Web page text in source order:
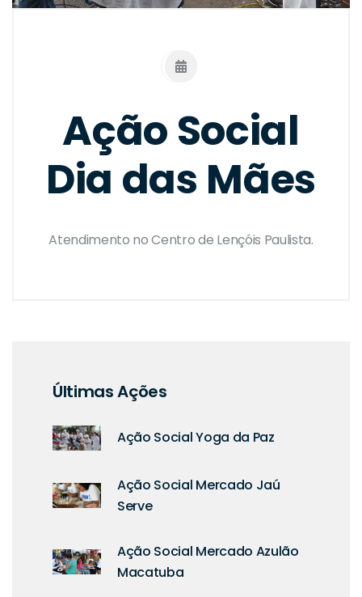
Ação Social
Dia das Mães
Atendimento no Centro de Lençóis Paulista.
Últimas Ações
Ação Social Yoga da Paz
Ação Social Mercado Jaú
Serve
Ação Social Mercado Azulão
Macatuba